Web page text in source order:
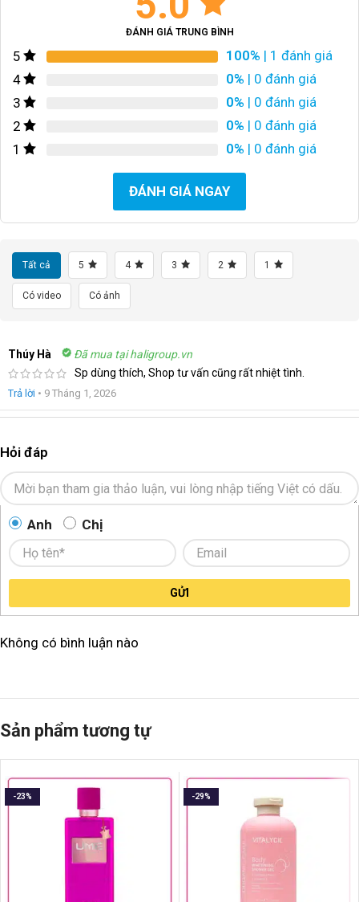
ĐÁNH GIÁ TRUNG BÌNH
5 100% | 1 đánh giá
4
0% | 0 đánh giá
3
0% | 0 đánh giá
2
0% | 0 đánh giá
1
0% | 0 đánh giá
ĐÁNH GIÁ NGAY
Tất cả 5 4 3 2 1
Có video Có ảnh
Thúy Hà
Đã mua tại haligroup.vn
Sp dùng thích, Shop tư vấn cũng rất nhiệt tình.
Trả lời • 9 Tháng 1, 2026
Hỏi đáp
Anh Chị
GỬI
Không có bình luận nào
Sản phẩm tương tự
-23% -29%